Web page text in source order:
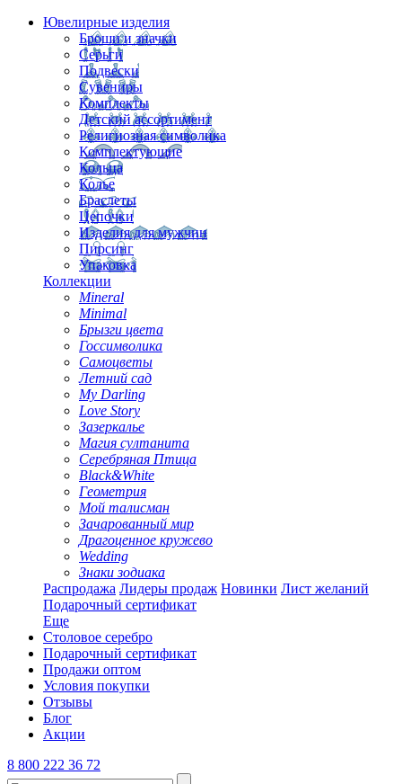
Ювелирные изделия
Броши и значки
Серьги
Подвески
Сувениры
Комплекты
Детский ассортимент
Религиозная символика
Комплектующие
Кольца
Колье
Браслеты
Цепочки
Изделия для мужчин
Пирсинг
Упаковка
Коллекции
Mineral
Minimal
Брызги цвета
Госсимволика
Самоцветы
Летний сад
My Darling
Love Story
Зазеркалье
Магия султанита
Серебряная Птица
Black&White
Геометрия
Мой талисман
Зачарованный мир
Драгоценное кружево
Wedding
Знаки зодиака
Распродажа Лидеры продаж Новинки Лист желаний
Подарочный сертификат
Еще
Столовое серебро
Подарочный сертификат
Продажи оптом
Условия покупки
Отзывы
Блог
Акции
8 800 222 36 72